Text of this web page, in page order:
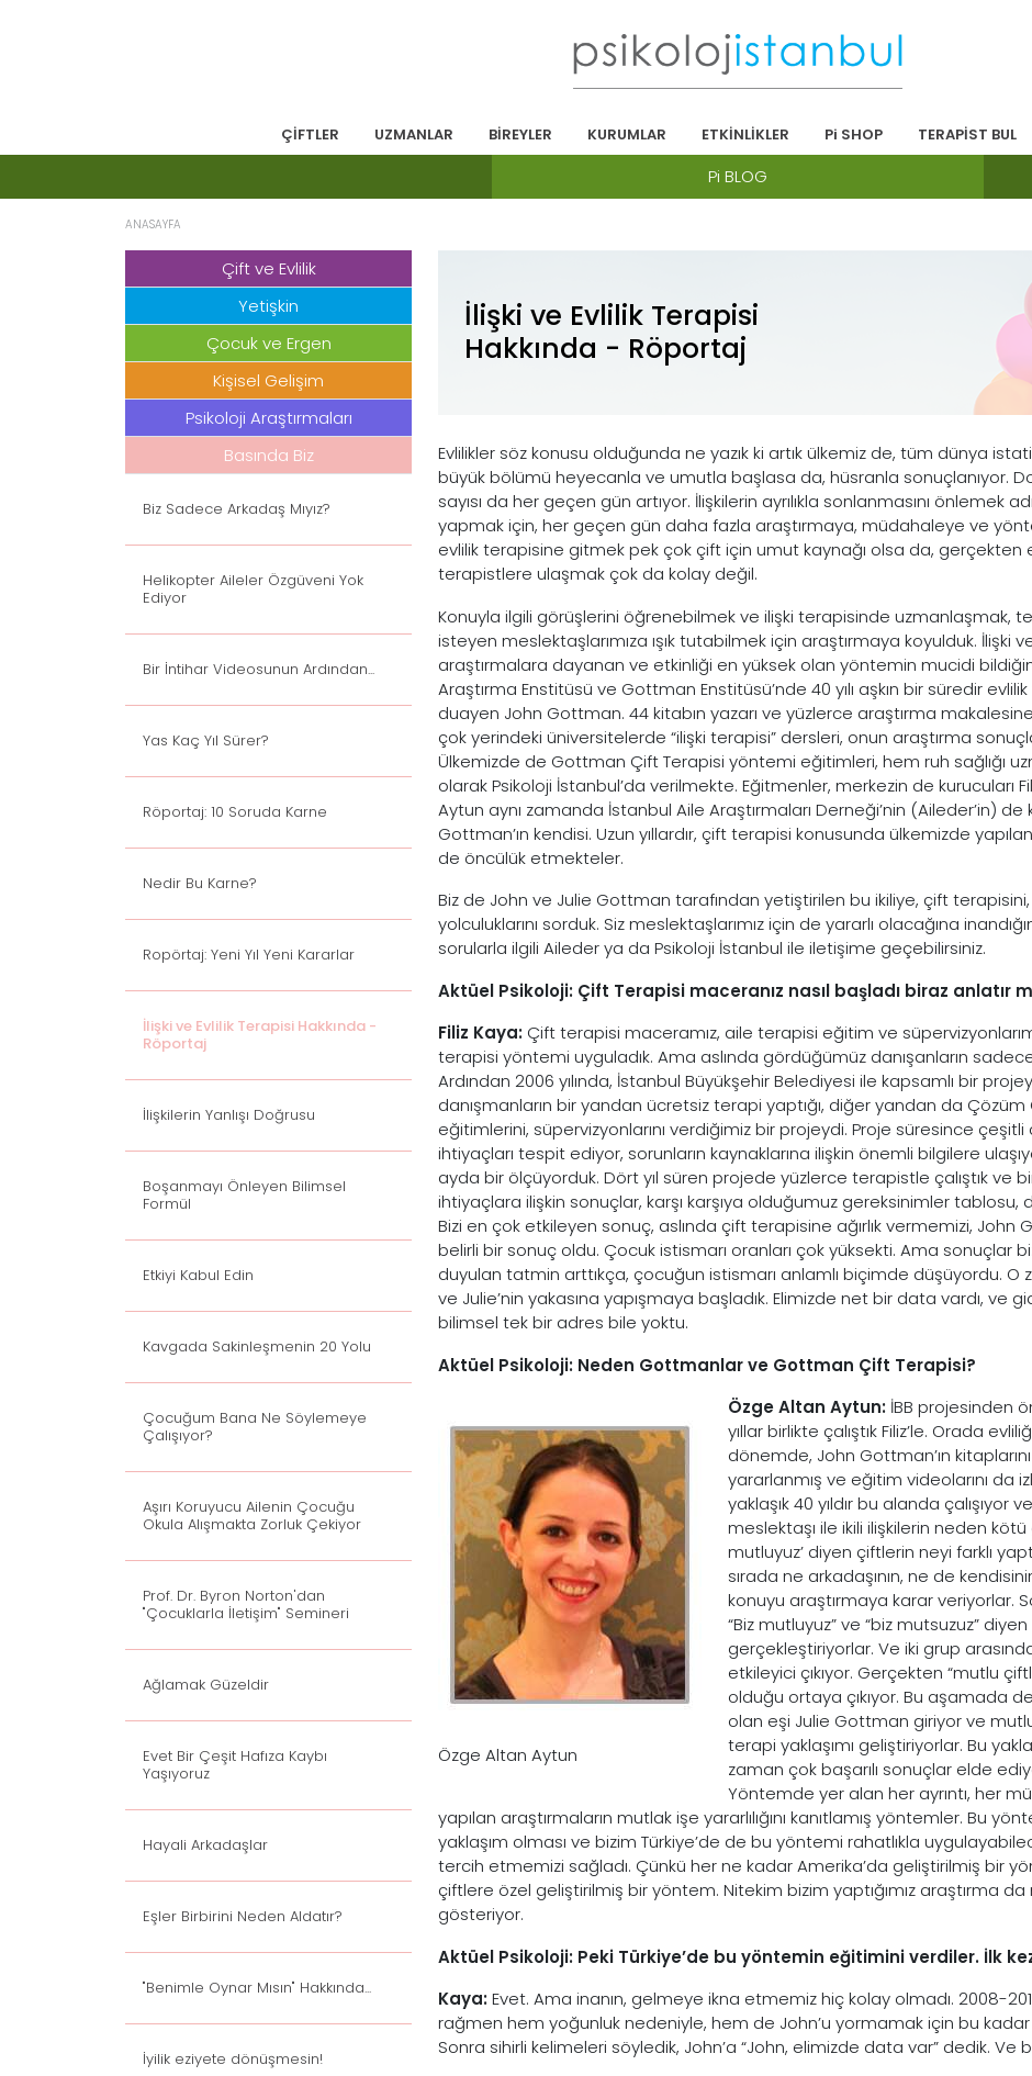
ÇİFTLER UZMANLAR BİREYLER KURUMLAR ETKİNLİKLER Pi SHOP TERAPİST BUL
Pi BLOG
ANASAYFA
Çift ve Evlilik
Yetişkin
Çocuk ve Ergen
Kişisel Gelişim
Psikoloji Araştırmaları
Basında Biz
Biz Sadece Arkadaş Mıyız?
Helikopter Aileler Özgüveni Yok
Ediyor
Bir İntihar Videosunun Ardından...
Yas Kaç Yıl Sürer?
Röportaj: 10 Soruda Karne
Nedir Bu Karne?
Ropörtaj: Yeni Yıl Yeni Kararlar
İlişki ve Evlilik Terapisi Hakkında -
Röportaj
İlişkilerin Yanlışı Doğrusu
Boşanmayı Önleyen Bilimsel
Formül
Etkiyi Kabul Edin
Kavgada Sakinleşmenin 20 Yolu
Çocuğum Bana Ne Söylemeye
Çalışıyor?
Aşırı Koruyucu Ailenin Çocuğu
Okula Alışmakta Zorluk Çekiyor
Prof. Dr. Byron Norton'dan
"Çocuklarla İletişim" Semineri
Ağlamak Güzeldir
Evet Bir Çeşit Hafıza Kaybı
Yaşıyoruz
Hayali Arkadaşlar
Eşler Birbirini Neden Aldatır?
"Benimle Oynar Mısın" Hakkında...
İyilik eziyete dönüşmesin!
İlişki ve Evlilik Terapisi
Hakkında - Röportaj
Evlilikler söz konusu olduğunda ne yazık ki artık ülkemiz de, tüm dünya
büyük bölümü heyecanla ve umutla başlasa da, hüsranla sonuçlanıyor.
sayısı da her geçen gün artıyor. İlişkilerin ayrılıkla sonlanmasını önlemek
yapmak için, her geçen gün daha fazla araştırmaya, müdahaleye ve
evlilik terapisine gitmek pek çok çift için umut kaynağı olsa da, gerçekten
terapistlere ulaşmak çok da kolay değil.
Konuyla ilgili görüşlerini öğrenebilmek ve ilişki terapisinde uzmanlaşmak,
isteyen meslektaşlarımıza ışık tutabilmek için araştırmaya koyulduk. İlişki
araştırmalara dayanan ve etkinliği en yüksek olan yöntemin mucidi
Araştırma Enstitüsü ve Gottman Enstitüsü’nde 40 yılı aşkın bir süredir
duayen John Gottman. 44 kitabın yazarı ve yüzlerce araştırma
çok yerindeki üniversitelerde “ilişki terapisi” dersleri, onun araştırma
Ülkemizde de Gottman Çift Terapisi yöntemi eğitimleri, hem ruh sağlığı
olarak Psikoloji İstanbul’da verilmekte. Eğitmenler, merkezin de kurucuları
Aytun aynı zamanda İstanbul Aile Araştırmaları Derneği’nin (Aileder’in)
Gottman’ın kendisi. Uzun yıllardır, çift terapisi konusunda ülkemizde
de öncülük etmekteler.
Biz de John ve Julie Gottman tarafından yetiştirilen bu ikiliye, çift
yolculuklarını sorduk. Siz meslektaşlarımız için de yararlı olacağına
sorularla ilgili Aileder ya da Psikoloji İstanbul ile iletişime geçebilirsiniz.
Aktüel Psikoloji: Çift Terapisi maceranız nasıl başladı biraz anlatır
Filiz Kaya: Çift terapisi maceramız, aile terapisi eğitim ve
terapisi yöntemi uyguladık. Ama aslında gördüğümüz danışanların
Ardından 2006 yılında, İstanbul Büyükşehir Belediyesi ile kapsamlı bir
danışmanların bir yandan ücretsiz terapi yaptığı, diğer yandan da Çözüm
eğitimlerini, süpervizyonlarını verdiğimiz bir projeydi. Proje süresince
ihtiyaçları tespit ediyor, sorunların kaynaklarına ilişkin önemli bilgilere
ayda bir ölçüyorduk. Dört yıl süren projede yüzlerce terapistle çalıştık ve
ihtiyaçlara ilişkin sonuçlar, karşı karşıya olduğumuz gereksinimler tablosu,
Bizi en çok etkileyen sonuç, aslında çift terapisine ağırlık vermemizi,
belirli bir sonuç oldu. Çocuk istismarı oranları çok yüksekti. Ama sonuçlar
duyulan tatmin arttıkça, çocuğun istismarı anlamlı biçimde düşüyordu. O
ve Julie’nin yakasına yapışmaya başladık. Elimizde net bir data vardı,
bilimsel tek bir adres bile yoktu.
Aktüel Psikoloji: Neden Gottmanlar ve Gottman Çift Terapisi?
Özge Altan Aytun
Özge Altan Aytun: İBB projesinden
yıllar birlikte çalıştık Filiz’le. Orada
dönemde, John Gottman’ın
yararlanmış ve eğitim videolarını da
yaklaşık 40 yıldır bu alanda
meslektaşı ile ikili ilişkilerin neden
mutluyuz’ diyen çiftlerin neyi farklı
sırada ne arkadaşının, ne de
konuyu araştırmaya karar veriyorlar.
“Biz mutluyuz” ve “biz mutsuzuz”
gerçekleştiriyorlar. Ve iki grup
etkileyici çıkıyor. Gerçekten “mutlu
olduğu ortaya çıkıyor. Bu aşamada
olan eşi Julie Gottman giriyor ve
terapi yaklaşımı geliştiriyorlar. Bu
zaman çok başarılı sonuçlar elde
Yöntemde yer alan her ayrıntı, her
yapılan araştırmaların mutlak işe yararlılığını kanıtlamış yöntemler. Bu
yaklaşım olması ve bizim Türkiye’de de bu yöntemi rahatlıkla
tercih etmemizi sağladı. Çünkü her ne kadar Amerika’da geliştirilmiş bir
çiftlere özel geliştirilmiş bir yöntem. Nitekim bizim yaptığımız araştırma
gösteriyor.
Aktüel Psikoloji: Peki Türkiye’de bu yöntemin eğitimini verdiler. İlk
Kaya:Evet. Ama inanın, gelmeye ikna etmemiz hiç kolay olmadı. 2008-
rağmen hem yoğunluk nedeniyle, hem de John’u yormamak için bu
Sonra sihirli kelimeleri söyledik, John’a “John, elimizde data var” dedik. Ve